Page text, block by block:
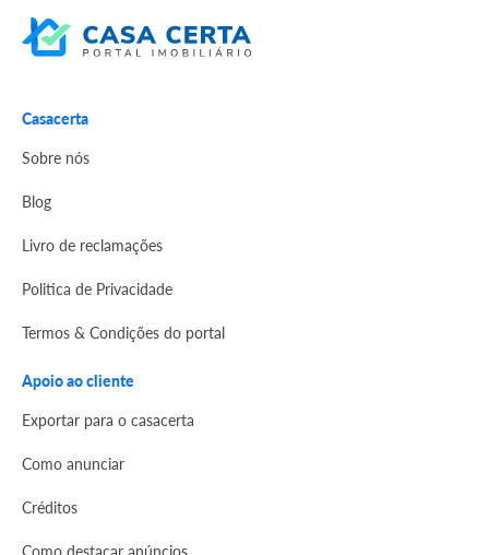
Casacerta
Sobre nós
Blog
Livro de reclamações
Politica de Privacidade
Termos & Condições do portal
Apoio ao cliente
Exportar para o casacerta
Como anunciar
Créditos